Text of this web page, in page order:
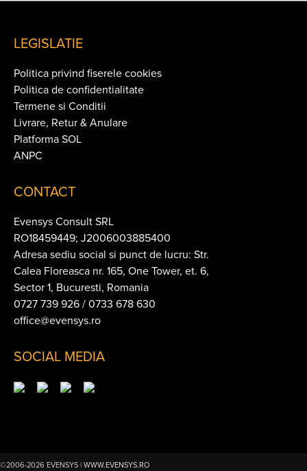
LEGISLATIE
Politica privind fiserele cookies
Politica de confidentialitate
Termene si Conditii
Livrare, Retur & Anulare
Platforma SOL
ANPC
CONTACT
Evensys Consult SRL
RO18459449; J2006003885400
Adresa sediu social si punct de lucru: Str.
Calea Floreasca nr. 165, One Tower, et. 6,
Sector 1, Bucuresti, Romania
0727 739 926 / 0733 678 630
office@evensys.ro
SOCIAL MEDIA
©2006-2026 EVENSYS |WWW.EVENSYS.RO